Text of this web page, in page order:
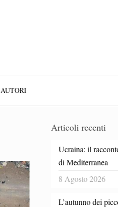
AUTORI
Articoli recenti
Ucraina: il
di Mediterranea
8 Agosto 2026
L’autunno dei